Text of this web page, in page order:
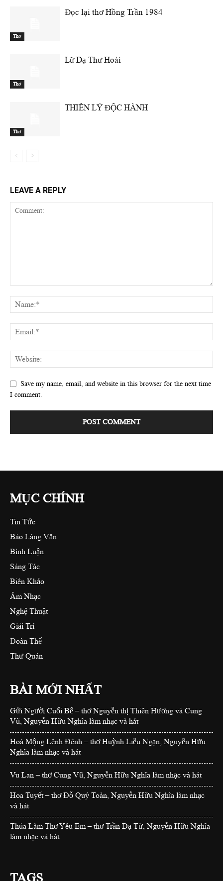
Thơ
Đọc lại thơ Hồng Trần 1984
Thơ
Lữ Dạ Thư Hoài
Thơ
THIÊN LÝ ĐỘC HÀNH
LEAVE A REPLY
Save my name, email, and website in this browser for the next time
I comment.
MỤC CHÍNH
Tin Tức
Báo Làng Văn
Bình Luận
Sáng Tác
Biên Khảo
Âm Nhạc
Nghệ Thuật
Giải Trí
Đoàn Thể
Thư Quán
BÀI MỚI NHẤT
Gửi Người Cuối Bể – thơ Nguyễn thị Thiên Hương và Cung
Vũ, Nguyễn Hữu Nghĩa làm nhạc và hát
Hoá Mộng Lênh Đênh – thơ Huỳnh Liễu Ngạn, Nguyễn Hữu
Nghĩa làm nhạc và hát
Vu Lan – thơ Cung Vũ, Nguyễn Hữu Nghĩa làm nhạc và hát
Hoa Tuyết – thơ Đỗ Quý Toàn, Nguyễn Hữu Nghĩa làm nhạc
và hát
Thủa Làm Thơ Yêu Em – thơ Trần Dạ Từ, Nguyễn Hữu Nghĩa
làm nhạc và hát
TAGS